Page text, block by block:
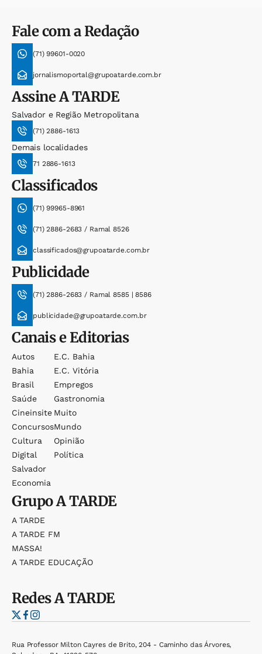
Fale com a Redação
(71) 99601-0020
jornalismoportal@grupoatarde.com.br
AssineA TARDE
Salvador e Região Metropolitana
(71) 2886-1613
Demais localidades
71 2886-1613
Classificados
(71) 99965-8961
(71) 2886-2683 / Ramal 8526
classificados@grupoatarde.com.br
Publicidade
(71) 2886-2683 / Ramal 8585 | 8586
publicidade@grupoatarde.com.br
Canais e Editorias
Autos
Bahia
Brasil
Saúde
Cineinsite
Concursos
Cultura
Digital
Salvador
Economia
E.c. Bahia
E.c. Vitória
Empregos
Gastronomia
Muito
Mundo
Opinião
Política
GrupoA TARDE
A TARDE
A TARDE FM
MASSA!
A TARDE EDUCAÇÃO
RedesA TARDE
Rua Professor Milton Cayres de Brito, 204 - Caminho das Árvores,